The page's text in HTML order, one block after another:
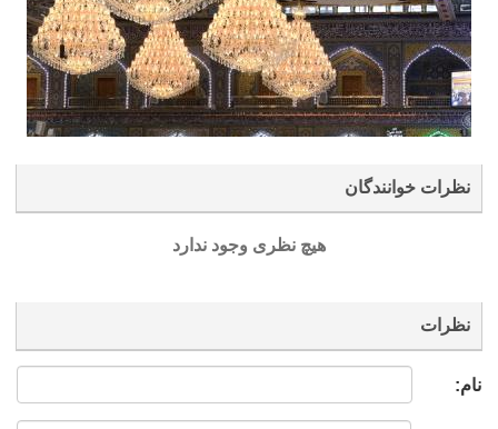
نظرات خوانندگان
هیچ نظری وجود ندارد
نظرات
نام: